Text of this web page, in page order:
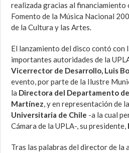
realizada gracias al
Fomento de la Música Nacional
de la Cultura y las Artes.
El lanzamiento del disco contó con
importantes autoridades de la
Vicerrector de Desarrollo, Luis
evento, por parte de la Ilustre
la Directora del Departamento
Martínez, y en representación de la
Universitaria de Chile -a la cual
Cámara de la UPLA-, su presidente,
Tras las palabras del director de